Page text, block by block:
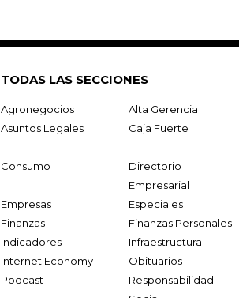
TODAS LAS SECCIONES
Agronegocios Alta Gerencia
Asuntos Legales
Caja Fuerte
Consumo
Directorio
Empresarial
Empresas Especiales
Finanzas
Finanzas Personales
Indicadores
Infraestructura
Internet Economy
Obituarios
Podcast
Responsabilidad